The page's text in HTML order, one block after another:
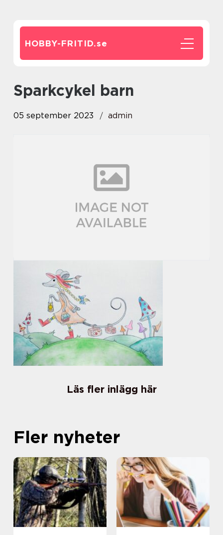
HOBBY-FRITID.se
sparkcykel barn
05 september 2023 admin
Läs fler inlägg här
Fler nyheter